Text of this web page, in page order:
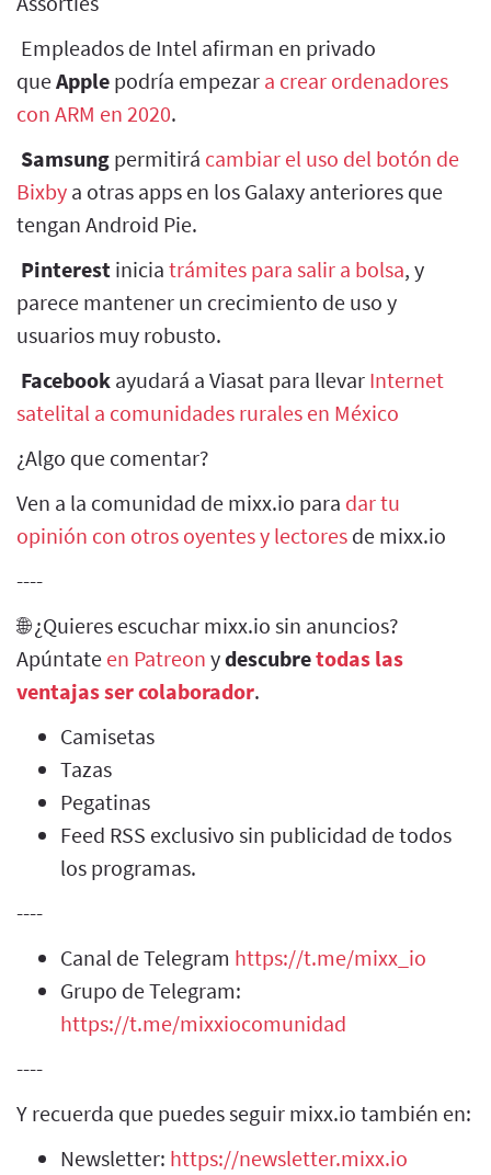
Empleados de Intel afirman en privado
queApple podría empezar a crear ordenadores
con ARM en 2020.
Samsung permitirá cambiar el uso del botón de
Bixby a otras apps en los Galaxy anteriores que
tengan Android Pie.
Pinterest inicia trámites para salir a bolsa, y
parece mantener un crecimiento de uso y
usuarios muy robusto.
Facebook ayudará a Viasat para llevar Internet
satelital a comunidades rurales en México
¿Algo que comentar?
Ven a la comunidad de mixx.io para dar tu
opinión con otros oyentes y lectores de mixx.io
----
🌐 ¿Quieres escuchar mixx.io sin anuncios?
Apúntate en Patreon ydescubretodas las
ventajas ser colaborador.
Camisetas
Tazas
Pegatinas
Feed RSS exclusivo sin publicidad de todos
los programas.
----
Canal de Telegram https://t.me/mixx_io
Grupo de Telegram:
https://t.me/mixxiocomunidad
----
Y recuerda que puedes seguir mixx.io también en:
Newsletter: https://newsletter.mixx.io